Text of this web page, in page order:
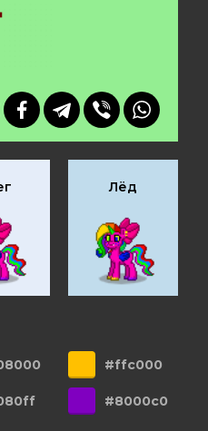
Лёд
#ffc000
#8000c0